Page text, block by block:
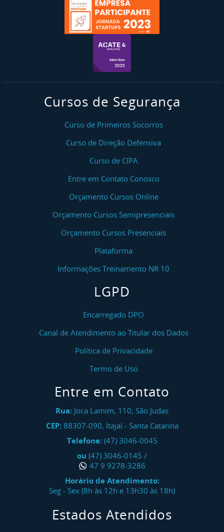
Cursos de Segurança
Curso de Primeiros Socorros
Curso de Direção Defensiva
Curso de CIPA
Entre em Contato Conosco
Orçamento Cursos Online
Orçamento Cursos Semipresenciais
Orçamento Cursos Presenciais
Plataforma
Informações Treinamento NR 10
LGPD
Encarregado DPO
Canal de Atendimento ao Titular dos Dados
Política de Privacidade
Termo de Uso
Entre em Contato
Rua: Joca Lamim, 110, São Judas
CEP: 88307-090, Itajaí- Santa Catarina
Telefone: (47) 3046-0045
ou (47) 3046-0145 /
47 9 9278-3286
Horário de Atendimento:
Seg - Sex (8h às 12h e 13h30 às 18h)
Estados Atendidos